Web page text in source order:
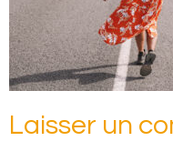
Laisser un